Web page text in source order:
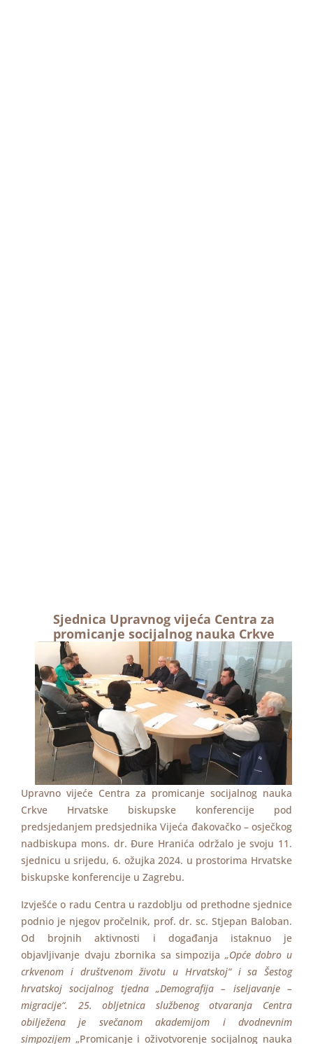
Sjednica Upravnog vijeća Centra za
promicanje socijalnog nauka Crkve
Upravno vijeće Centra za promicanje socijalnog nauka
Crkve Hrvatske biskupske konferencije pod
predsjedanjem predsjednika Vijeća đakovačko – osječkog
nadbiskupa mons. dr. Đure Hranića održalo je svoju 11.
sjednicu u srijedu, 6. ožujka 2024. u prostorima Hrvatske
biskupske konferencije u Zagrebu.
Izvješće o radu Centra u razdoblju od prethodne sjednice
podnio je njegov pročelnik, prof. dr. sc. Stjepan Baloban.
Od brojnih aktivnosti i događanja istaknuo je
objavljivanje dvaju zbornika sa simpozija „Opće dobro u
crkvenom i društvenom životu u Hrvatskoj“ i sa Šestog
hrvatskoj socijalnog tjedna „Demografija – iseljavanje –
migracije“. 25. obljetnica službenog otvaranja Centra
obilježena je svečanom akademijom i dvodnevnim
simpozijem „Promicanje i oživotvorenje socijalnog nauka